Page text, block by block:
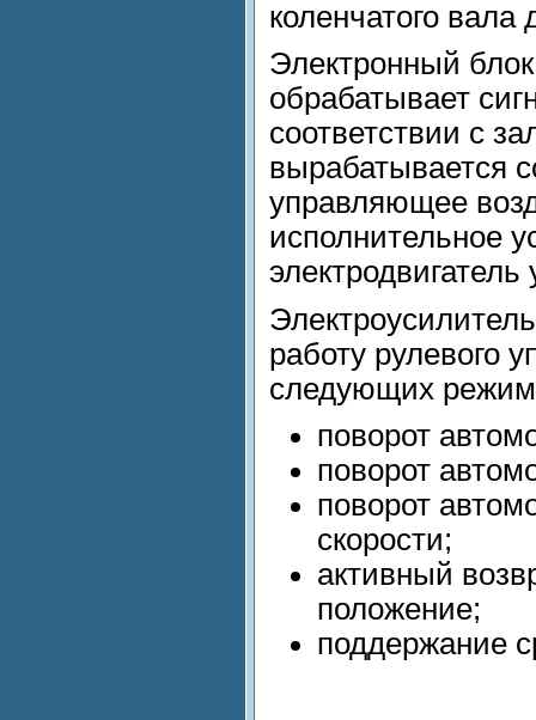
коленчатого вала
Электронный
обрабатывает
соответствии с
вырабатывается
управляющее
исполнительное
электродвигатель
работу рулевого
следующих
поворот
поворот
поворот
скорости;
активный
положение;
поддержание